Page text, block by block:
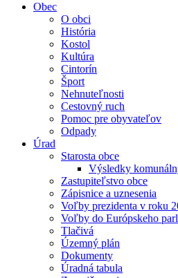
Obec
O obci
História
Kostol
Kultúra
Cintorín
Šport
Nehnuteľnosti
Cestovný ruch
Pomoc pre obyvateľov
Odpady
Úrad
Starosta obce
Výsledky
Zastupiteľstvo obce
Zápisnice a uznesenia
Voľby prezidenta v roku
Voľby do Európskeho
Tlačivá
Územný plán
Dokumenty
Úradná tabula